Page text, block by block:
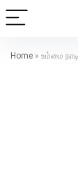
Home » உம்மை